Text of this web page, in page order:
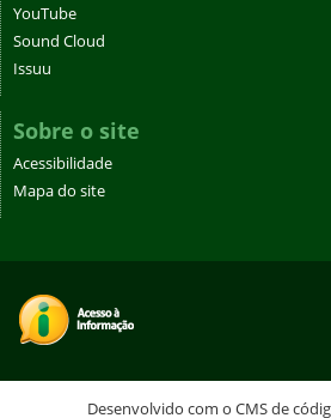
YouTube
Sound Cloud
Issuu
Sobre o site
Acessibilidade
Mapa do site
Desenvolvido com o CMS de